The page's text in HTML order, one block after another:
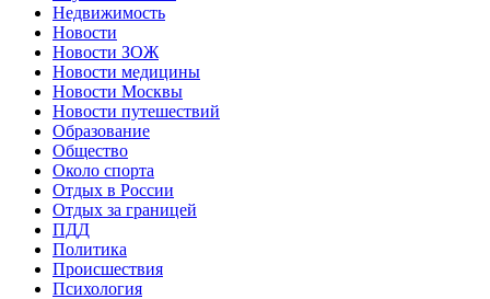
Недвижимость
Новости
Новости ЗОЖ
Новости медицины
Новости Москвы
Новости путешествий
Образование
Общество
Около спорта
Отдых в России
Отдых за границей
ПДД
Политика
Происшествия
Психология